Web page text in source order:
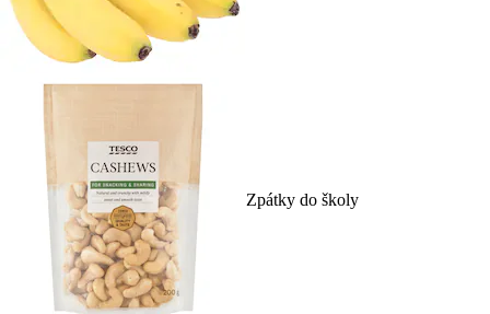
Zpátky do školy